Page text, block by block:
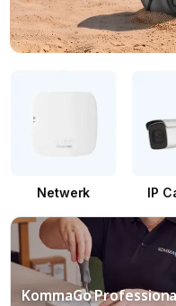
Netwerk IP
KommaGo